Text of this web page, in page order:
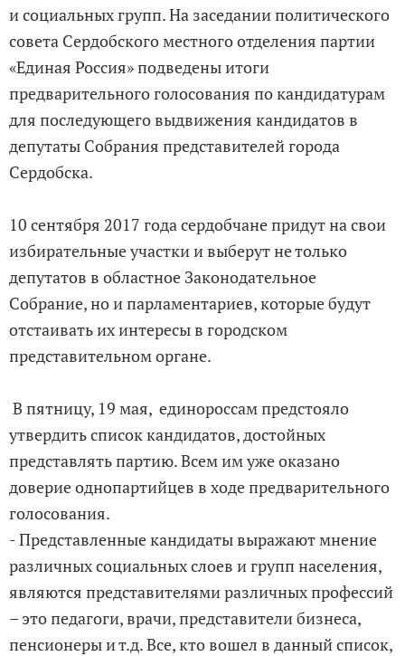
и социальных групп. На заседании политического
совета Сердобского местного отделения партии
«Единая Россия» подведены итоги
предварительного голосования по кандидатурам
для последующего выдвижения кандидатов в
депутаты Собрания представителей города
Сердобска.
10 сентября 2017 года сердобчане придут на свои
избирательные участки и выберут не только
депутатов в областное Законодательное
Собрание, но и парламентариев, которые будут
отстаивать их интересы в городском
представительном органе.
В пятницу, 19 мая, единороссам предстояло
утвердить список кандидатов, достойных
представлять партию. Всем им уже оказано
доверие однопартийцев в ходе предварительного
голосования.
- Представленные кандидаты выражают мнение
различных социальных слоев и групп населения,
являются представителями различных профессий
– это педагоги, врачи, представители бизнеса,
пенсионеры и т.д. Все, кто вошел в данный список,